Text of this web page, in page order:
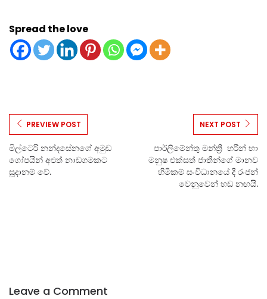
Spread the love
PREVIEW POST
මිල්ටෙරි නන්දසේනගේ අමුඩ
ගෝපයින් අළුත් නාඩගමකට
සූදානම් වේ.
NEXT POST
පාර්ලිමේන්තු මන්ත්‍රී හරීන් හා
මනුෂ එක්සත් ජාතීන්ගේ මානව
හිමිකම් සංවිධානයේ දී රංජන්
වෙනුවෙන් හඩ නඟයි.
Leave a Comment